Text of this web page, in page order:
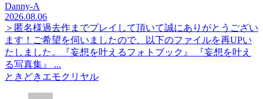
Danny-A
2026.08.06
＞匿名様過去作までプレイして頂いて誠にありがとうござい
ます！ご希望を伺いましたので、以下のファイルを再UPい
たしました。『妄想を叶えるフォトブック』 『妄想を叶え
る写真集』 ...
ときどきエモクリヤル